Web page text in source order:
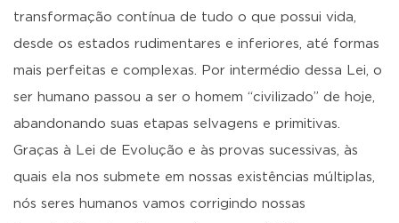
transformação contínua de tudo o que possui vida,
desde os estados rudimentares e inferiores, até formas
mais perfeitas e complexas. Por intermédio dessa Lei, o
ser humano passou a ser o homem “civilizado” de hoje,
abandonando suas etapas selvagens e primitivas.
Graças à Lei de Evolução e às provas sucessivas, às
quais ela nos submete em nossas existências múltiplas,
nós seres humanos vamos corrigindo nossas